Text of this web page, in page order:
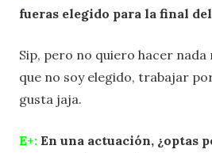
fueras elegido para la final
Sip, pero no quiero hacer nada
que no soy elegido, trabajar
gusta jaja.
E+: En una actuación, ¿optas